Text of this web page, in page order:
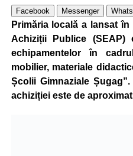
Facebook Messenger
Primăria locală a lansat
Achiziții Publice
echipamentelor în
mobilier, materiale
Școlii Gimnaziale
achiziției este de